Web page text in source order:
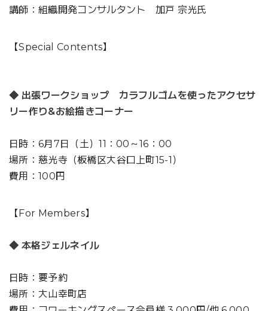
講師：組織開発コンサルタント 加戸 宗光氏
【Special Contents】
◆ 出張ワークショップ カラフルゴムを使ったアクセサ
リー作り&お絵描きコーナー
日時：6月7日（土）11：00～16：00
場所：慈光寺（板橋区大谷口上町15-1）
費用：100円
【For Members】
◆ 本格ジェルネイル
日時：要予約
場所：大山幸町店